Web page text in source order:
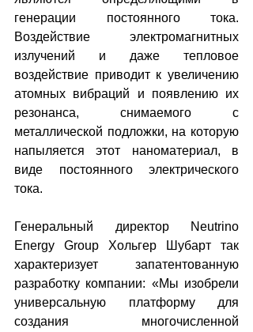
генерации постоянного тока.
Воздействие электромагнитных
излучений и даже тепловое
воздействие приводит к увеличению
атомных вибраций и появлению их
резонанса, снимаемого с
металлической подложки, на которую
напыляется этот наноматериал, в
виде постоянного электрического
тока.
Генеральный директор Neutrino
Energy Group Хольгер Шубарт так
характеризует запатентованную
разработку компании: «Мы изобрели
универсальную платформу для
создания многочисленной